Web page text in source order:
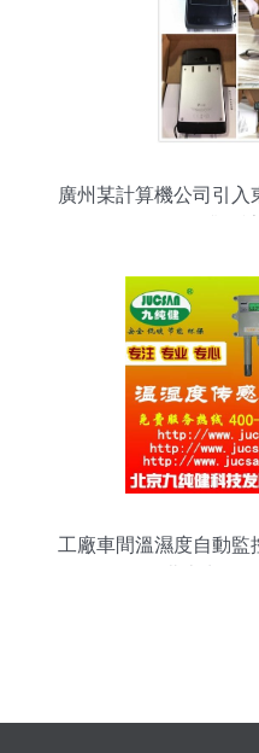
廣州某計算機公司引入
工廠車間溫濕度自動